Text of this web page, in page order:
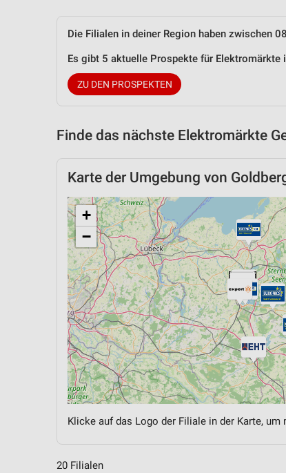
Die Filialen in deiner Region haben zwischen
Es gibt 5 aktuelle Prospekte für Elektromärkte
ZU DEN PROSPEKTEN
Finde das nächste Elektromärkte
Karte der Umgebung von
+
−
Klicke auf das Logo der Filiale in der Karte,
20 Filialen